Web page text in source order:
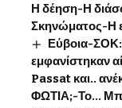
Η δέηση-Η
Σκηνώματος-Η
Εύβοια-ΣΟΚ:
εμφανίστηκαν
Passat και..
ΦΩΤΙΑ;-Το…